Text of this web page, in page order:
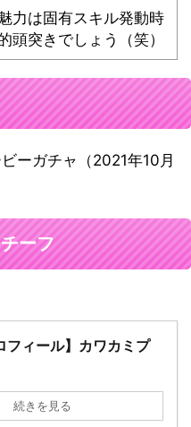
力は固有スキル発動時
頭突きでしょう（笑）
ーガチャ（2021年10月
ーフ
フィール】カワカミプ
続きを見る